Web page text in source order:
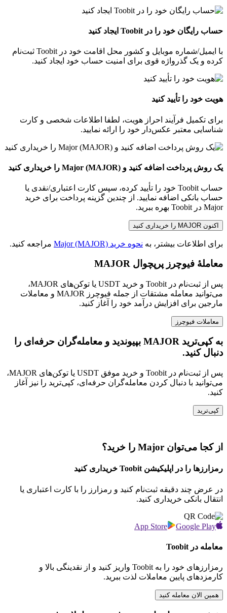
حساب رایگان خود را در Toobit ایجاد کنید
با ایمیل/شماره موبایل و کشور محل اقامت خود در Toobit ثبت‌نام
کرده و یک گذرواژه قوی برای امنیت حساب خود ایجاد کنید.
هویت خود را تأیید کنید
برای تکمیل فرآیند احراز هویت، لطفا اطلاعات شخصی و کارت
شناسایی معتبر عکس‌دار خود را ارائه نمایید.
یک روش پرداخت اضافه کنید و Major (MAJOR) را خریداری کنید
حساب Toobit خود را تأیید کرده، سپس کارت اعتباری/نقدی یا
حساب بانکی اضافه نمایید. از چندین گزینه پرداخت برای خرید
Major در Toobit بهره ببرید.
اکنون MAJOR را خریداری کنید
برای اطلاعات بیشتر، به نحوه خرید Major (MAJOR) مراجعه کنید.
معاملهٔ فیوچرز پرپچوال MAJOR
پس از ثبت‌نام در Toobit و خرید USDT یا توکن‌های MAJOR،
می‌توانید معامله مشتقات از جمله فیوچرز MAJOR و معاملات
مارجین برای افزایش درآمد خود را آغاز کنید.
معاملات فیوچرز
به کپی‌ترید MAJOR بپیوندید و معامله‌گران حرفه‌ای را
دنبال کنید.
پس از ثبت‌نام در Toobit و خرید موفق USDT یا توکن‌های MAJOR،
می‌توانید با دنبال کردن معامله‌گران حرفه‌ای، کپی‌ترید را نیز آغاز
کنید.
کپی‌ترید
از کجا می‌توان Major را خرید؟
رمزارزها را در اپلیکیشن Toobit خریداری کنید
در عرض چند دقیقه ثبت‌نام کنید و رمزارز را با کارت اعتباری یا
انتقال بانکی خریداری کنید.
App Store Google Play
معامله در Toobit
رمزارزهای خود را به Toobit واریز کنید و از نقدینگی بالا و
کارمزدهای پایین معاملات لذت ببرید.
همین الان معامله کنید